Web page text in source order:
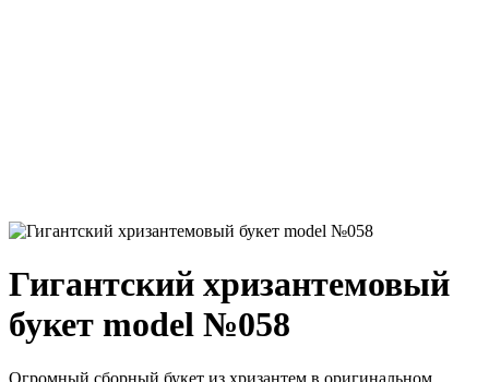
Гигантский хризантемовый
букет model №058
Огромный сборный букет из хризантем в оригинальном